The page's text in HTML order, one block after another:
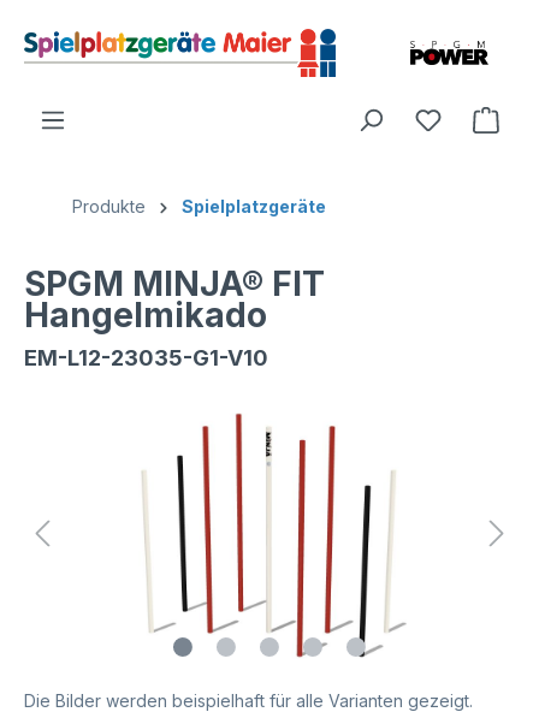
Produkte Spielplatzgeräte
SPGM MINJA® FIT
Hangelmikado
EM-L12-23035-G1-V10
Die Bilder werden beispielhaft für alle Varianten gezeigt.